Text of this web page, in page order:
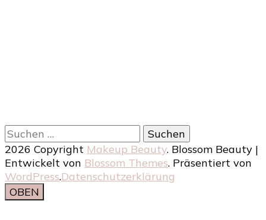
Suchen
nach:
2026 Copyright Makeup Beauty. Blossom Beauty |
Entwickelt von Blossom Themes. Präsentiert von
WordPress.Datenschutzerklärung
OBEN